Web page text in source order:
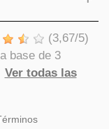
(3,67/5)
base de 3
Ver todas las